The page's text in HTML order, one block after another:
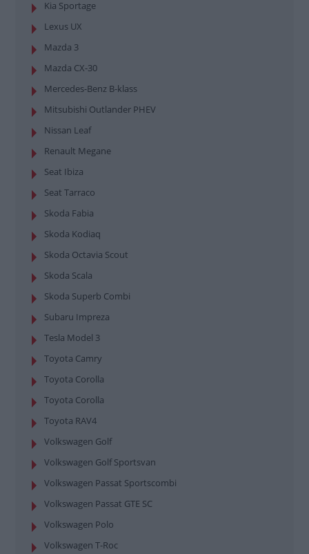
Kia Sportage
Lexus UX
Mazda 3
Mazda CX-30
Mercedes-Benz B-klass
Mitsubishi Outlander PHEV
Nissan Leaf
Renault Megane
Seat Ibiza
Seat Tarraco
Skoda Fabia
Skoda Kodiaq
Skoda Octavia Scout
Skoda Scala
Skoda Superb Combi
Subaru Impreza
Tesla Model 3
Toyota Camry
Toyota Corolla
Toyota Corolla
Toyota RAV4
Volkswagen Golf
Volkswagen Golf Sportsvan
Volkswagen Passat Sportscombi
Volkswagen Passat GTE SC
Volkswagen Polo
Volkswagen T-Roc